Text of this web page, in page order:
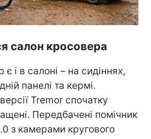
салон кросовера
і в салоні – на сидіннях,
панелі та кермі.
Tremor спочатку
Передбачені помічник
з камерами кругового